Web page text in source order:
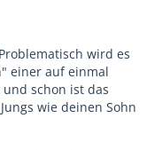
wird es
einer auf einmal
schon ist das
wie deinen Sohn